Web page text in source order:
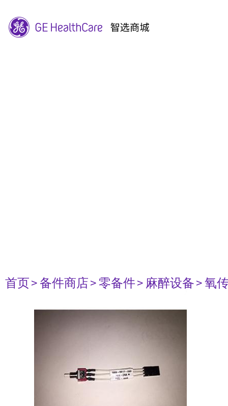
首页> 备件商店> 零备件> 麻醉设备> 氧